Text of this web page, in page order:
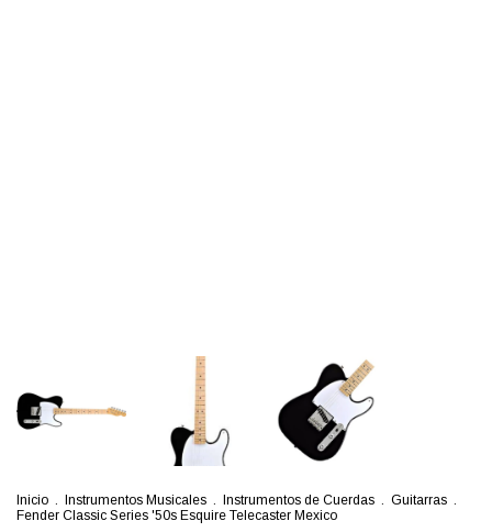
Inicio . Instrumentos Musicales . Instrumentos de Cuerdas . Guitarras .
Fender Classic Series '50s Esquire Telecaster Mexico